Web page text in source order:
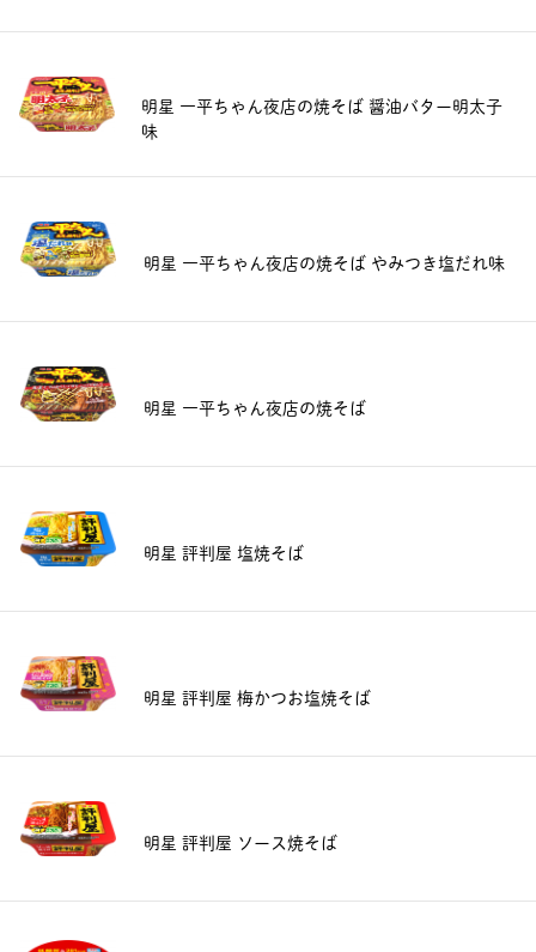
明星 一平ちゃん夜店の焼そば 醤油バター明太子
味
明星 一平ちゃん夜店の焼そば やみつき塩だれ味
明星 一平ちゃん夜店の焼そば
明星 評判屋 塩焼そば
明星 評判屋 梅かつお塩焼そば
明星 評判屋 ソース焼そば